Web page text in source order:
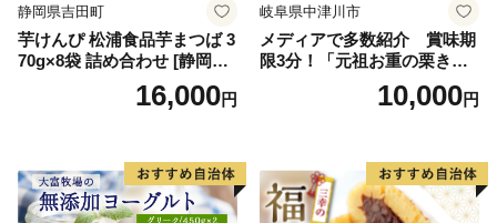
静岡県吉田町
芋けんぴ 松浦食品芋まつば 3
70g×8袋 詰め合わせ [静岡伊
勢丹(松浦食品) 静岡県 吉田町
22424274] 芋ケンピ セット
16,000円
岐阜県中津川市
メディアで多数紹介 賞味期
限3分！「元祖お重の栗きん
とんモンブラン」 【未来の
ご褒美】スイーツ 栗 モンブ
子 菓子 F4N-2298
10,000円